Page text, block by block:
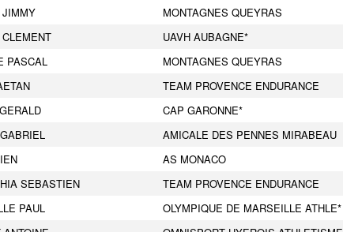
JIMMY MONTAGNES QUEYRAS
UAVH AUBAGNE*
PASCAL MONTAGNES QUEYRAS
TEAM PROVENCE ENDURANCE
CAP GARONNE*
AMICALE DES PENNES MIRABEAU
AS MONACO
SEBASTIEN TEAM PROVENCE ENDURANCE
PAUL OLYMPIQUE DE MARSEILLE ATHLE*